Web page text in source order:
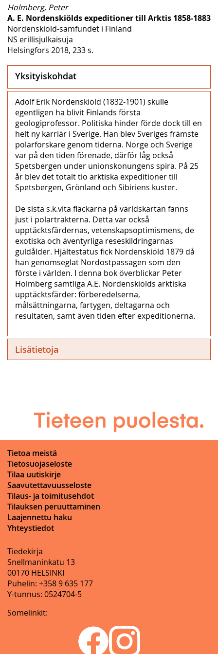
Holmberg, Peter
A. E. Nordenskiölds expeditioner till Arktis 1858-1883
Nordenskiöld-samfundet i Finland
NS erillisjulkaisuja
Helsingfors 2018, 233 s.
Yksityiskohdat
Adolf Erik Nordenskiöld (1832-1901) skulle
egentligen ha blivit Finlands första
geologiprofessor. Politiska hinder förde dock till en
helt ny karriär i Sverige. Han blev Sveriges främste
polarforskare genom tiderna. Norge och Sverige
var på den tiden förenade, därför låg också
Spetsbergen under unionskonungens spira. På 25
år blev det totalt tio arktiska expeditioner till
Spetsbergen, Grönland och Sibiriens kuster.
De sista s.k.vita fläckarna på världskartan fanns
just i polartrakterna. Detta var också
upptäcktsfärdernas, vetenskapsoptimismens, de
exotiska och äventyrliga reseskildringarnas
guldålder. Hjältestatus fick Nordenskiöld 1879 då
han genomseglat Nordostpassagen som den
förste i världen. I denna bok överblickar Peter
Holmberg samtliga A.E. Nordenskiölds arktiska
upptäcktsfärder: förberedelserna,
målsättningarna, fartygen, deltagarna och
resultaten, samt även tiden efter expeditionerna.
Lisätietoja
Tietoa meistä
Tietosuojaseloste
Tilaa uutiskirje
Saavutettavuusseloste
Tilaus- ja toimitusehdot
Tilauksen peruuttaminen
Laajennettu haku
Yhteystiedot
Tiedekirja
Snellmaninkatu 13
00170 HELSINKI
Puhelin: +358 9 635 177
Y-tunnus: 0524704-5
Somelinkit: